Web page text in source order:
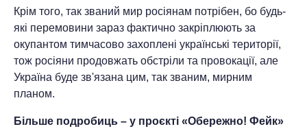
Крім того, так званий мир росіянам потрібен, бо будь-
які перемовини зараз фактично закріплюють за
окупантом тимчасово захоплені українські території,
тож росіяни продовжать обстріли та провокації, але
Україна буде зв'язана цим, так званим, мирним
планом.
Більше подробиць – у проєкті «Обережно! Фейк»